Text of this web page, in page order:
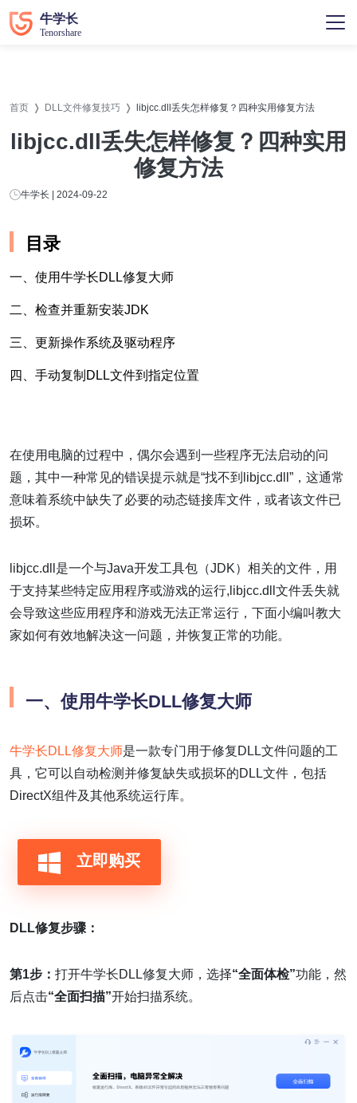
首页 DLL文件修复技巧 libjcc.dll丢失怎样修复？四种实用修复方法
libjcc.dll丢失怎样修复？四种实用
修复方法
牛学长 | 2024-09-22
目录
一、使用牛学长DLL修复大师
二、检查并重新安装JDK
三、更新操作系统及驱动程序
四、手动复制DLL文件到指定位置
在使用电脑的过程中，偶尔会遇到一些程序无法启动的问
题，其中一种常见的错误提示就是“找不到libjcc.dll”，这通常
意味着系统中缺失了必要的动态链接库文件，或者该文件已
损坏。
libjcc.dll是一个与Java开发工具包（JDK）相关的文件，用
于支持某些特定应用程序或游戏的运行,libjcc.dll文件丢失就
会导致这些应用程序和游戏无法正常运行，下面小编叫教大
家如何有效地解决这一问题，并恢复正常的功能。
一、使用牛学长DLL修复大师
牛学长DLL修复大师是一款专门用于修复DLL文件问题的工
具，它可以自动检测并修复缺失或损坏的DLL文件，包括
DirectX组件及其他系统运行库。
立即购买
DLL修复步骤：
第1步： 打开牛学长DLL修复大师，选择“全面体检”功能，然
后点击“全面扫描”开始扫描系统。